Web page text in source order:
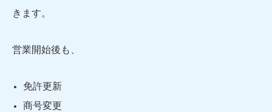
きます。
営業開始後も、
免許更新
商号変更